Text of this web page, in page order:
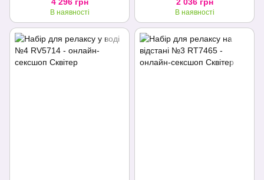
В наявності В наявності